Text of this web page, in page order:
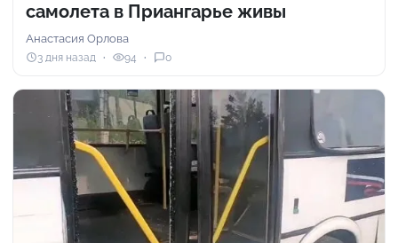
самолета в Приангарье живы
Анастасия Орлова
3 дня назад 94 0